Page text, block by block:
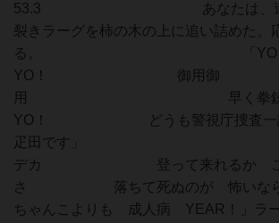
53.3 あなたは、連続殺
裂きラーグを柿の木の上に追い詰めた。
る。 「YO YO
YO！ 御用御
用 早く拳銃撃た
YO！ どうも警視庁捜査一課
疋田です」 「EY
デカ 登って来れるか こ
さ 落ちて死ぬのが 怖
ちゃんこよりも 成人病 YEAR！」ラ